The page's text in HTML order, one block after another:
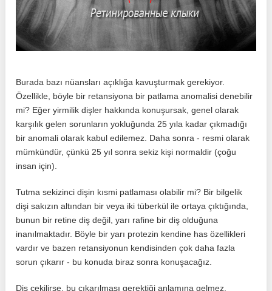
Burada bazı nüansları açıklığa kavuşturmak gerekiyor.
Özellikle, böyle bir retansiyona bir patlama anomalisi denebilir
mi? Eğer yirmilik dişler hakkında konuşursak, genel olarak
karşılık gelen sorunların yokluğunda 25 yıla kadar çıkmadığı
bir anomali olarak kabul edilemez. Daha sonra - resmi olarak
mümkündür, çünkü 25 yıl sonra sekiz kişi normaldir (çoğu
insan için).
Tutma sekizinci dişin kısmi patlaması olabilir mi? Bir bilgelik
dişi sakızın altından bir veya iki tüberkül ile ortaya çıktığında,
bunun bir retine diş değil, yarı rafine bir diş olduğuna
inanılmaktadır. Böyle bir yarı protezin kendine has özellikleri
vardır ve bazen retansiyonun kendisinden çok daha fazla
sorun çıkarır - bu konuda biraz sonra konuşacağız.
Diş çekilirse, bu çıkarılması gerektiği anlamına gelmez.